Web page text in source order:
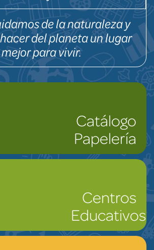
de la naturaleza y
del planeta un lugar
mejor para vivir.
Catálogo
Papelería
Centros
Educativos